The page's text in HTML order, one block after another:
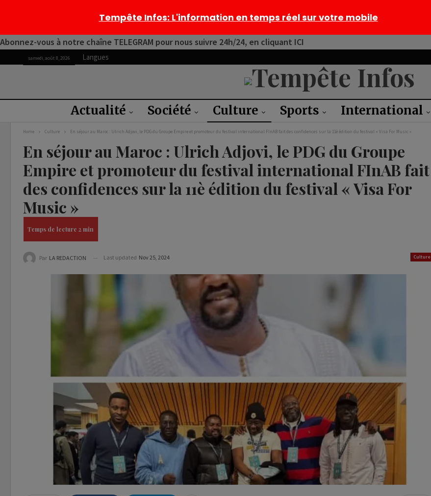
Abonnez-vous à notre chaîne TELEGRAM pour nous suivre 24h/24, en cliquant ICI
samedi, août 8, 2026 Langues
Actualité Société Culture Sports International
Home Culture En séjour au Maroc : Ulrich Adjovi, le PDG du Groupe Empire et promoteur du festival international FInAB fait des confidences sur la 11è édition du festival « Visa For Music »
En séjour au Maroc : Ulrich Adjovi, le PDG du Groupe
Empire et promoteur du festival international FInAB fait
des confidences sur la 11è édition du festival « Visa For
Music »
Culture
Par LA REDACTION Last updated Nov 25, 2024
Tempête Infos: L'information en temps réel sur votre mobile